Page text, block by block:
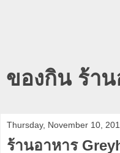
ของกิน ร้าน
Thursday, November 10,
ร้านอาหาร